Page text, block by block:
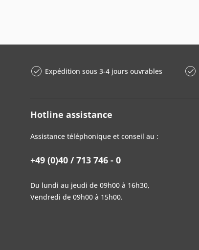
Expédition sous 3-4 jours ouvrables
Hotline assistance
Assistance téléphonique et conseil au :
+49 (0)40 / 713 746 - 0
Du lundi au jeudi de 09h00 à 16h30,
Vendredi de 09h00 à 15h00.